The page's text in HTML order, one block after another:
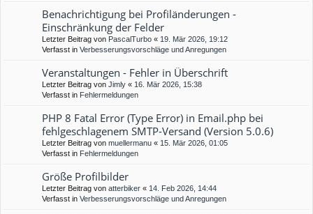
Benachrichtigung bei Profiländerungen -
Einschränkung der Felder
Letzter Beitrag von PascalTurbo « 19. Mär 2026, 19:12
Verfasst in Verbesserungsvorschläge und Anregungen
Veranstaltungen - Fehler in Überschrift
Letzter Beitrag von Jimly « 16. Mär 2026, 15:38
Verfasst in Fehlermeldungen
PHP 8 Fatal Error (Type Error) in Email.php bei
fehlgeschlagenem SMTP-Versand (Version 5.0.6)
Letzter Beitrag von muellermanu « 15. Mär 2026, 01:05
Verfasst in Fehlermeldungen
Größe Profilbilder
Letzter Beitrag von atterbiker « 14. Feb 2026, 14:44
Verfasst in Verbesserungsvorschläge und Anregungen